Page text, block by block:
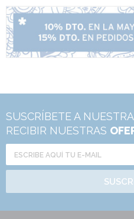
SUSCRÍBETE A NUESTRA
RECIBIR NUESTRAS